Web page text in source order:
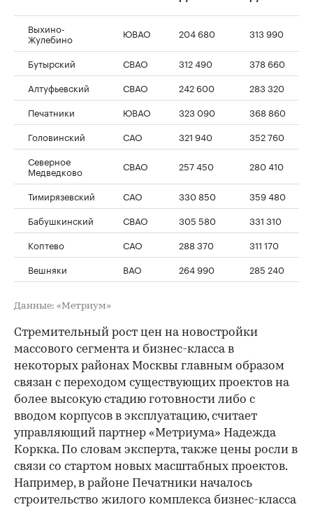
Выхино-
Жулебино ЮВАО 204 680 313 990
Бутырский СВАО 312 490
378 660
Алтуфьевский
СВАО 242 600
283 320
Печатники
ЮВАО 323 090
368 860
Головинский
САО 321 940
352 760
Северное
Медведково СВАО 257 450 280 410
Тимирязевский САО 330 850
359 480
Бабушкинский
СВАО 305 580
331 310
Коптево
САО 288 370
311 170
Вешняки
ВАО 264 990 285 240
Данные: «Метриум»
Стремительный рост цен на новостройки
массового сегмента и бизнес-класса в
некоторых районах Москвы главным образом
связан с переходом существующих проектов на
более высокую стадию готовности либо с
вводом корпусов в эксплуатацию, считает
управляющий партнер «Метриума» Надежда
Коркка. По словам эксперта, также цены росли в
связи со стартом новых масштабных проектов.
Например, в районе Печатники началось
строительство жилого комплекса бизнес-класса